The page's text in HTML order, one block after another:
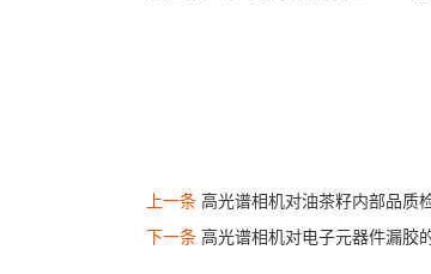
上一条 高光谱相机对油茶籽内部品质
下一条 高光谱相机对电子元器件漏胶